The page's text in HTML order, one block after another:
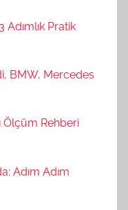
Adımlık Pratik
BMW, Mercedes
Ölçüm Rehberi
Adım Adım